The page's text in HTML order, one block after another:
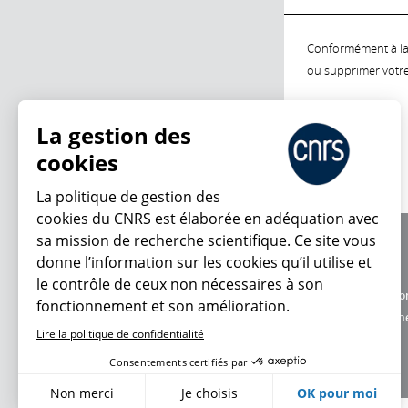
Conformément à
ou supprimer
Charte
Données
La gestion des
cookies
La politique de gestion des
cookies du CNRS est élaborée en adéquation avec
sa mission de recherche scientifique. Ce site vous
donne l’information sur les cookies qu’il utilise et
le contrôle de ceux non nécessaires à son
fonctionnement et son amélioration.
Lire la politique de confidentialité
Consentements certifiés par
Non merci Je choisis OK pour moi